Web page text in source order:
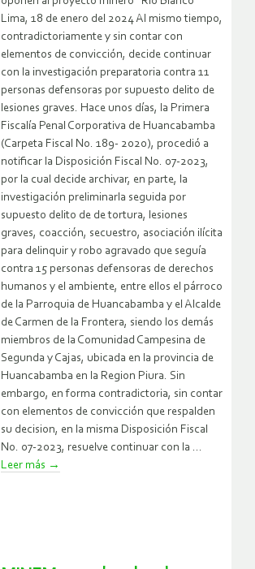
Lima, 18 de enero del 2024 Al mismo tiempo,
contradictoriamente y sin contar con
elementos de convicción, decide continuar
con la investigación preparatoria contra 11
personas defensoras por supuesto delito de
lesiones graves. Hace unos días, la Primera
Fiscalía Penal Corporativa de Huancabamba
(Carpeta Fiscal No. 189- 2020), procedió a
notificar la Disposición Fiscal No. 07-2023,
por la cual decide archivar, en parte, la
investigación preliminarla seguida por
supuesto delito de de tortura, lesiones
graves, coacción, secuestro, asociación ilícita
para delinquir y robo agravado que seguía
contra 15 personas defensoras de derechos
humanos y el ambiente, entre ellos el párroco
de la Parroquia de Huancabamba y el Alcalde
de Carmen de la Frontera, siendo los demás
miembros de la Comunidad Campesina de
Segunda y Cajas, ubicada en la provincia de
Huancabamba en la Region Piura. Sin
embargo, en forma contradictoria, sin contar
con elementos de convicción que respalden
su decision, en la misma Disposición Fiscal
No. 07-2023, resuelve continuar con la ...
Leer más →